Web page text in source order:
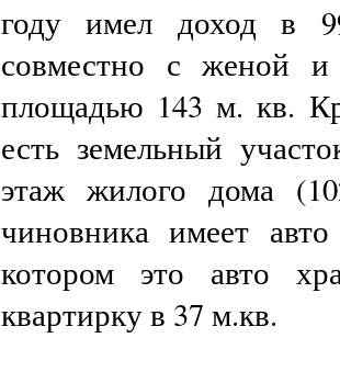
году имел доход в
совместно с женой и
площадью 143 м. кв.
есть земельный
этаж жилого дома
чиновника имеет
котором это авто
квартирку в 37 м.кв.